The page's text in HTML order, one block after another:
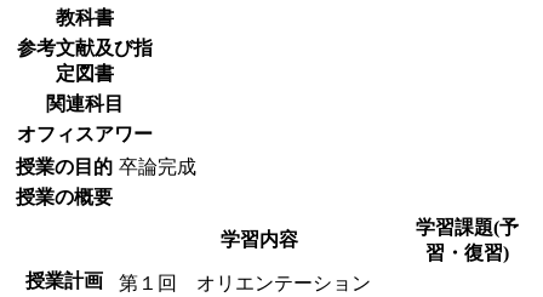
教科書
参考文献及び指
定図書
関連科目
オフィスアワー
授業の目的 卒論完成
授業の概要
授業計画
学習内容
学習課題(予
習・復習)
第１回 オリエンテーション